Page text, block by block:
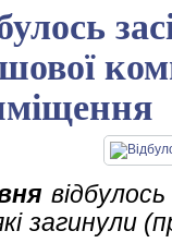
загинули